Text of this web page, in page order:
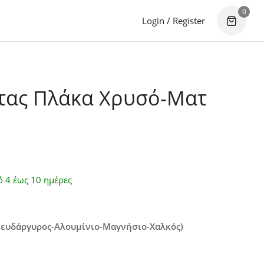
Login / Register
0
Πλάκα Χρυσό-Ματ
4 έως 10 ημέρες
Αλουμίνιο-Μαγνήσιο-Χαλκός)